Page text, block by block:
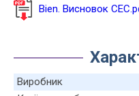
Bien. Висновок
Виробник